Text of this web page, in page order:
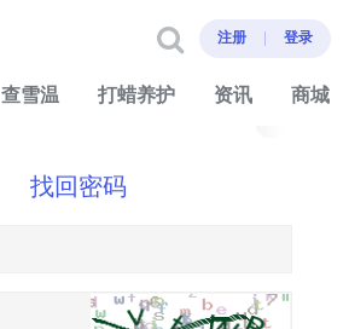
注册 登录
查雪温 打蜡养护 资讯 商城
找回密码